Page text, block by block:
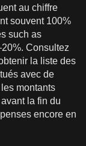
au chiffre
souvent 100%
such as
Consultez
la liste des
avec de
montants
la fin du
encore en